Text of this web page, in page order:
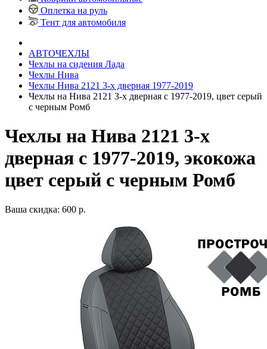
Оплетка на руль
Тент для автомобиля
АВТОЧЕХЛЫ
Чехлы на сидения Лада
Чехлы Нива
Чехлы Нива 2121 3-х дверная 1977-2019
Чехлы на Нива 2121 3-х дверная с 1977-2019, цвет серый
с черным Ромб
Чехлы на Нива 2121 3-х
дверная с 1977-2019, экокожа
цвет серый с черным Ромб
Ваша скидка: 600 р.